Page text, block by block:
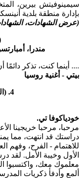
سيمينوفيتش بيرين،
بإدارة منطقة بلدية
(عرض الشهادات،
مندرا،
.... أينما كنت، تذكر
بيتي - أغنية روسيا
4. (التقنيون والمبرمجون)
خودياكوفا تي.
مرحبا، مرحبا خريجينا
دراستك قد انتهت، مما
للاهتمام - الفرح، وفهم
الأول وخيبة الأمل.
معلموك معك، واكتسبوا
ألمع وأدفأ ذكريات